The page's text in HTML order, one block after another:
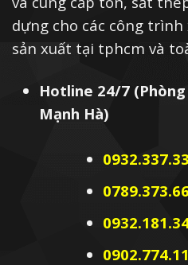
dựng cho các công
sản xuất tại tphcm và
Hotline 24/7
Mạnh Hà)